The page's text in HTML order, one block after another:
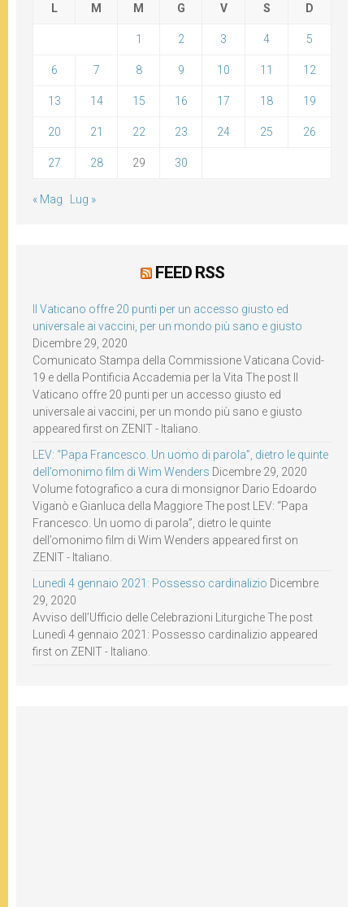
L M M G V S D
1 2 3 4 5
6 7 8 9 10 11 12
13 14 15 16 17 18 19
20 21 22 23 24 25 26
27 28 29 30
« Mag Lug »
FEED RSS
Il Vaticano offre 20 punti per un accesso giusto ed
universale ai vaccini, per un mondo più sano e giusto
Dicembre 29, 2020
Comunicato Stampa della Commissione Vaticana Covid-
19 e della Pontificia Accademia per la Vita The post Il
Vaticano offre 20 punti per un accesso giusto ed
universale ai vaccini, per un mondo più sano e giusto
appeared first on ZENIT - Italiano.
LEV: “Papa Francesco. Un uomo di parola”, dietro le quinte
dell’omonimo film di Wim Wenders Dicembre 29, 2020
Volume fotografico a cura di monsignor Dario Edoardo
Viganò e Gianluca della Maggiore The post LEV: “Papa
Francesco. Un uomo di parola”, dietro le quinte
dell’omonimo film di Wim Wenders appeared first on
ZENIT - Italiano.
Lunedì 4 gennaio 2021: Possesso cardinalizio Dicembre
29, 2020
Avviso dell’Ufficio delle Celebrazioni Liturgiche The post
Lunedì 4 gennaio 2021: Possesso cardinalizio appeared
first on ZENIT - Italiano.